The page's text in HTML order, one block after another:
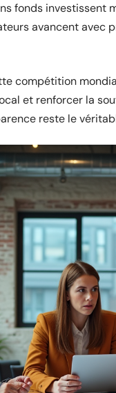
fonds investissent
avancent avec
compétition
et renforcer la
reste le